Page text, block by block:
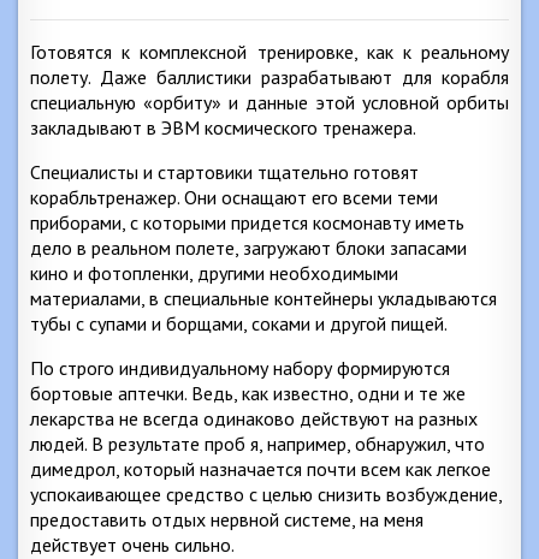
Готовятся к комплексной тренировке, как к реальному
полету. Даже баллистики разрабатывают для корабля
специальную «орбиту» и данные этой условной орбиты
закладывают в ЭВМ космического тренажера.
Специалисты и стартовики тщательно готовят
корабльтренажер. Они оснащают его всеми теми
приборами, с которыми придется космонавту иметь
дело в реальном полете, загружают блоки запасами
кино и фотопленки, другими необходимыми
материалами, в специальные контейнеры укладываются
тубы с супами и борщами, соками и другой пищей.
По строго индивидуальному набору формируются
бортовые аптечки. Ведь, как известно, одни и те же
лекарства не всегда одинаково действуют на разных
людей. В результате проб я, например, обнаружил, что
димедрол, который назначается почти всем как легкое
успокаивающее средство с целью снизить возбуждение,
предоставить отдых нервной системе, на меня
действует очень сильно.